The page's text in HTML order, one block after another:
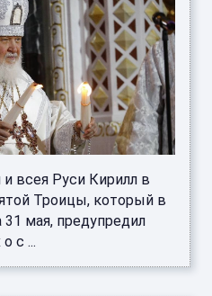
всея Руси Кирилл в
Троицы, который в
мая, предупредил
с ...